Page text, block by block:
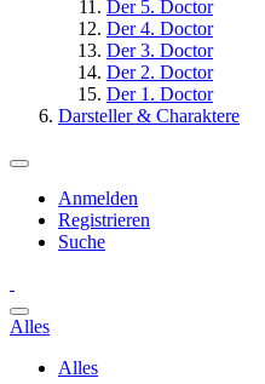
Der 5. Doctor
Der 4. Doctor
Der 3. Doctor
Der 2. Doctor
Der 1. Doctor
Darsteller & Charaktere
Anmelden
Registrieren
Suche
Alles
Alles